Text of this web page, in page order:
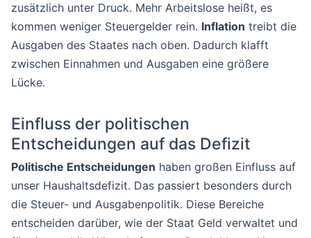
zusätzlich unter Druck. Mehr Arbeitslose heißt, es
kommen weniger Steuergelder rein. Inflation treibt die
Ausgaben des Staates nach oben. Dadurch klafft
zwischen Einnahmen und Ausgaben eine größere
Lücke.
Einfluss der politischen
Entscheidungen auf das Defizit
Politische Entscheidungen haben großen Einfluss auf
unser Haushaltsdefizit. Das passiert besonders durch
die Steuer- und Ausgabenpolitik. Diese Bereiche
entscheiden darüber, wie der Staat Geld verwaltet und